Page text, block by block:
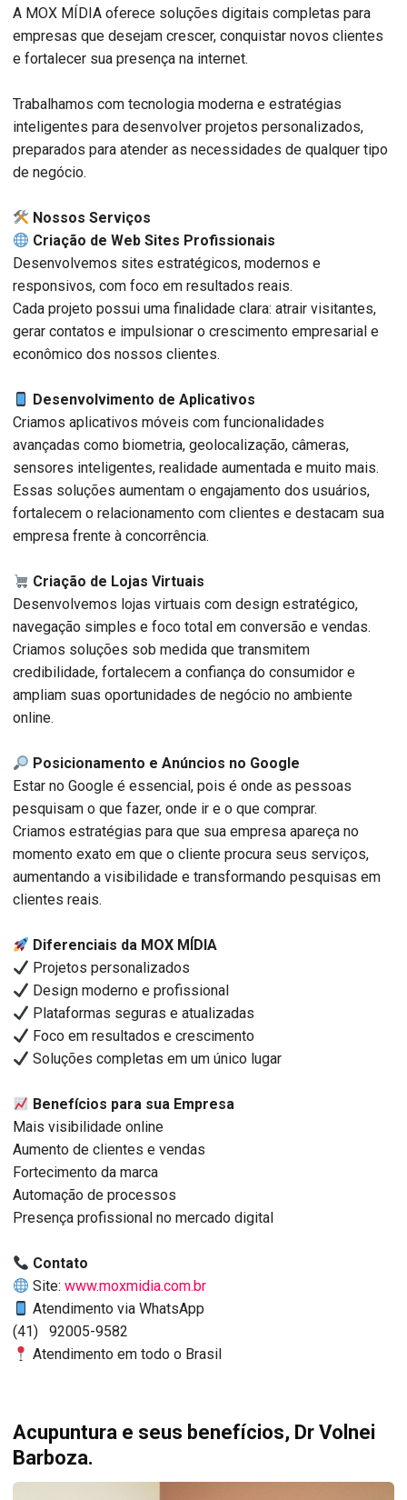
A MOX MÍDIA oferece soluções digitais completas para
empresas que desejam crescer, conquistar novos clientes
e fortalecer sua presença na internet.
Trabalhamos com tecnologia moderna e estratégias
inteligentes para desenvolver projetos personalizados,
preparados para atender as necessidades de qualquer tipo
de negócio.
️ Nossos Serviços
Criação de Web Sites Profissionais
Desenvolvemos sites estratégicos, modernos e
responsivos, com foco em resultados reais.
Cada projeto possui uma finalidade clara: atrair visitantes,
gerar contatos e impulsionar o crescimento empresarial e
econômico dos nossos clientes.
Desenvolvimento de Aplicativos
Criamos aplicativos móveis com funcionalidades
avançadas como biometria, geolocalização, câmeras,
sensores inteligentes, realidade aumentada e muito mais.
Essas soluções aumentam o engajamento dos usuários,
fortalecem o relacionamento com clientes e destacam sua
empresa frente à concorrência.
Criação de Lojas Virtuais
Desenvolvemos lojas virtuais com design estratégico,
navegação simples e foco total em conversão e vendas.
Criamos soluções sob medida que transmitem
credibilidade, fortalecem a confiança do consumidor e
ampliam suas oportunidades de negócio no ambiente
online.
Posicionamento e Anúncios no Google
Estar no Google é essencial, pois é onde as pessoas
pesquisam o que fazer, onde ir e o que comprar.
Criamos estratégias para que sua empresa apareça no
momento exato em que o cliente procura seus serviços,
aumentando a visibilidade e transformando pesquisas em
clientes reais.
Diferenciais da MOX MÍDIA
Projetos personalizados
Design moderno e profissional
Plataformas seguras e atualizadas
Foco em resultados e crescimento
Soluções completas em um único lugar
Benefícios para sua Empresa
Mais visibilidade online
Aumento de clientes e vendas
Fortecimento da marca
Automação de processos
Presença profissional no mercado digital
Contato
Site:www.moxmidia.com.br
Atendimento via WhatsApp
(41) 92005-9582
Atendimento em todo o Brasil
Acupuntura e seus benefícios, Dr Volnei
Barboza.